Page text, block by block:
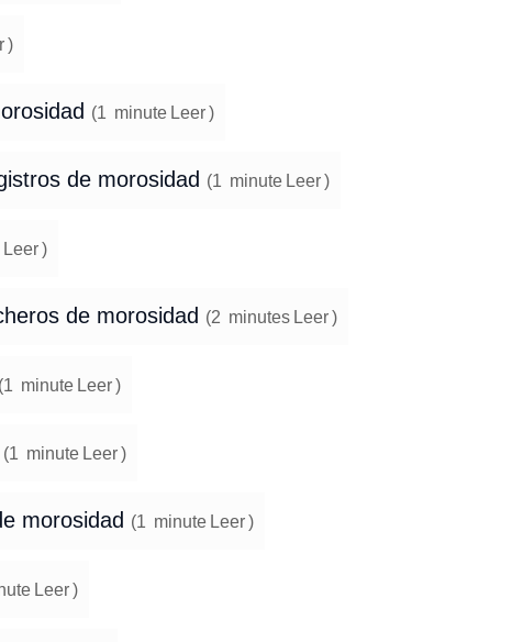
)
(1 minute Leer )
de morosidad (1 minute Leer )
Leer )
de morosidad (2 minutes Leer )
(1 minute Leer )
(1 minute Leer )
morosidad (1 minute Leer )
Leer )